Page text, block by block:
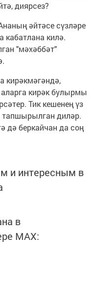
диярсез?
әйтәсе сүзләре
кабатлана килә.
"мәхәббәт"
кирәкмәгәндә,
кирәк булырмы
Тик кешенең үз
диләр.
дә беркайчан да соң
и интересным в
в
MАХ: